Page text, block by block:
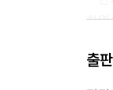
겨울
하였
영양
출